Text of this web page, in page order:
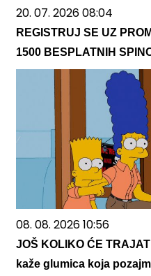
20. 07. 2026 08:04
REGISTRUJ SE UZ
1500 BESPLATNIH
08. 08. 2026 10:56
JOŠ KOLIKO ĆE
kaže glumica koja